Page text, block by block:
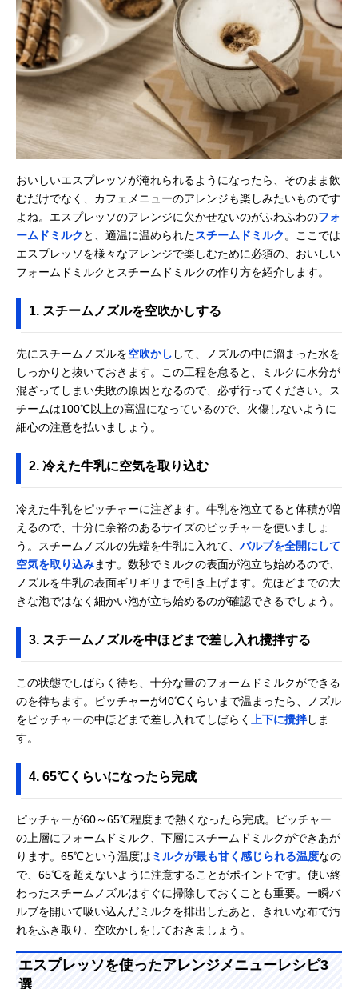
おいしいエスプレッソが淹れられるようになったら、そのまま飲
むだけでなく、カフェメニューのアレンジも楽しみたいものです
よね。エスプレッソのアレンジに欠かせないのがふわふわのフォ
ームドミルク と、適温に温められたスチームドミルク 。ここでは
エスプレッソを様々なアレンジで楽しむために必須の、おいしい
フォームドミルクとスチームドミルクの作り方を紹介します。
1. スチームノズルを空吹かしする
先にスチームノズルを空吹かし して、ノズルの中に溜まった水を
しっかりと抜いておきます。この工程を怠ると、ミルクに水分が
混ざってしまい失敗の原因となるので、必ず行ってください。ス
チームは100℃以上の高温になっているので、火傷しないように
細心の注意を払いましょう。
2. 冷えた牛乳に空気を取り込む
冷えた牛乳をピッチャーに注ぎます。牛乳を泡立てると体積が増
えるので、十分に余裕のあるサイズのピッチャーを使いましょ
う。スチームノズルの先端を牛乳に入れて、 バルブを全開にして
空気を取り込みます。数秒でミルクの表面が泡立ち始めるので、
ノズルを牛乳の表面ギリギリまで引き上げます。先ほどまでの大
きな泡ではなく細かい泡が立ち始めるのが確認できるでしょう。
3. スチームノズルを中ほどまで差し入れ攪拌する
この状態でしばらく待ち、十分な量のフォームドミルクができる
のを待ちます。ピッチャーが40℃くらいまで温まったら、ノズル
をピッチャーの中ほどまで差し入れてしばらく
上下に攪拌しま
す。
4. 65℃くらいになったら完成
ピッチャーが60～65℃程度まで熱くなったら完成。ピッチャー
の上層にフォームドミルク、下層にスチームドミルクができあが
ります。65℃という温度は ミルクが最も甘く感じられる温度なの
で、65℃を超えないように注意することがポイントです。使い終
わったスチームノズルはすぐに掃除しておくことも重要。一瞬バ
ルブを開いて吸い込んだミルクを排出したあと、きれいな布で汚
れをふき取り、空吹かしをしておきましょう。
エスプレッソを使ったアレンジメニューレシピ3
選